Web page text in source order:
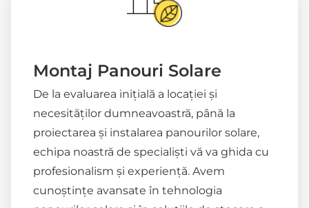
Montaj Panouri Solare
De la evaluarea inițială a locației și
necesităților dumneavoastră, până la
proiectarea și instalarea panourilor solare,
echipa noastră de specialiști vă va ghida cu
profesionalism și experiență. Avem
cunoștințe avansate în tehnologia